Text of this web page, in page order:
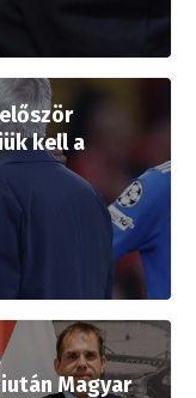
kell a
Magyar